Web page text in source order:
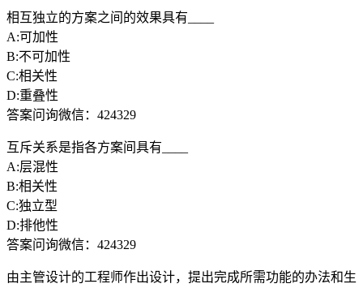
相互独立的方案之间的效果具有____
A:可加性
B:不可加性
C:相关性
D:重叠性
答案问询微信：424329
互斥关系是指各方案间具有____
A:层混性
B:相关性
C:独立型
D:排他性
答案问询微信：424329
由主管设计的工程师作出设计，提出完成所需功能的办法和生